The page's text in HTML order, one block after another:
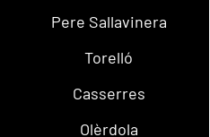
Pere Sallavinera
Torelló
Casserres
Olèrdola